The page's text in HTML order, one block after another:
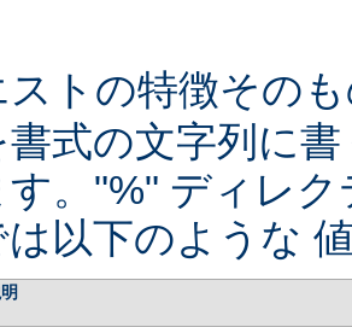
ストの特徴その
書式の文字列に
す。"%" ディレ
は以下のような